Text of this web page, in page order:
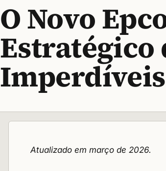
O Novo
Estratégico
Imperdíveis
Atualizado em março de 2026.